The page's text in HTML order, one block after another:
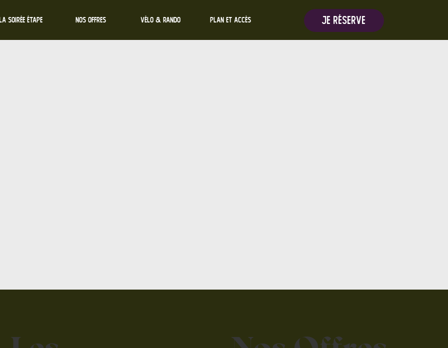
Je réserve
LA SOIRÉE ÉTAPE NOS OFFRES VÉLO & RANDO Plan et Accès